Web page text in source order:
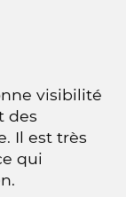
visibilité
des
Il est très
qui